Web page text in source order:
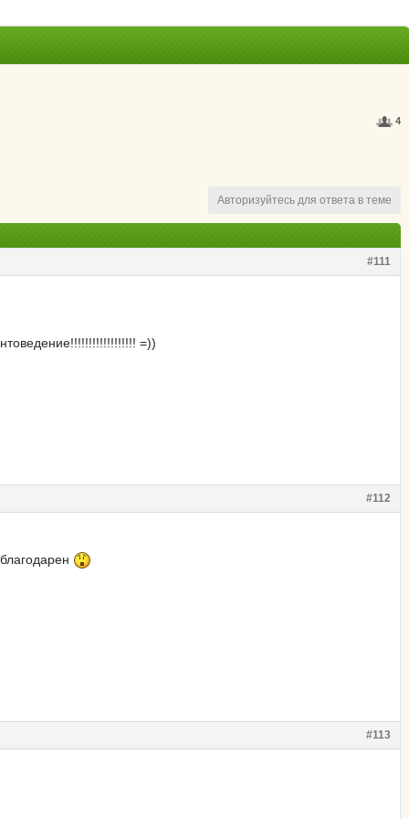
4
Авторизуйтесь для ответа в теме
#111
=))
#112
#113